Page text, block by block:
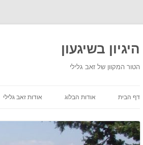
היגיון בשיגעון
הטור המקוון של זאב גלילי
דף הבית אודות הבלוג אודות זאב גלילי